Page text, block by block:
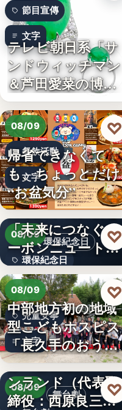
節目宣傳
文字
テレビ朝日系「サ
ンドウィッチマン
＆芦田愛菜の博士
ちゃん」…
08/09
餐飲活動
文字
帰省できなくて
も、ちょっとだけ
“お盆気分”
♡
環保紀念日
08/09
環保紀念日
文字
日本JC、9月3日を
「未来につなぐカ
ーボンニュートラ
ルの…
♡
08/09
兒童安寧
文字
中部地方初の地域
型こどもホスピス
「長久手のおう
ち」が愛知…
♡
舞台劇
08/09
株式会社青山メイ
ンランド（代表取
締役：西原良三）
♡